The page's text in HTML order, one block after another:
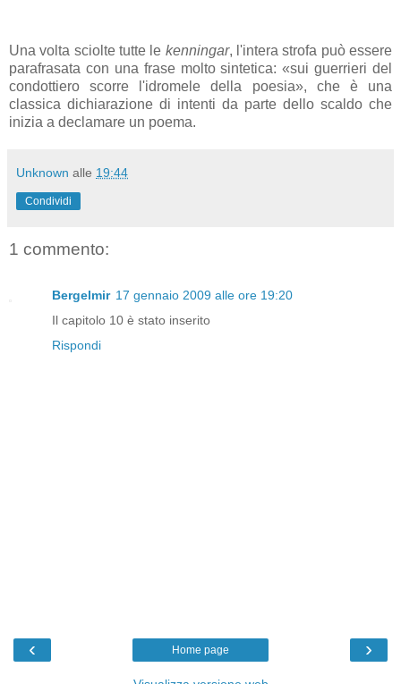
Una volta sciolte tutte le kenningar, l'intera strofa può essere
parafrasata con una frase molto sintetica: «sui guerrieri del
condottiero scorre l'idromele della poesia», che è una
classica dichiarazione di intenti da parte dello scaldo che
inizia a declamare un poema.
Unknown alle 19:44
Condividi
1 commento:
Bergelmir 17 gennaio 2009 alle ore 19:20
Il capitolo 10 è stato inserito
Rispondi
‹ ›
Home page